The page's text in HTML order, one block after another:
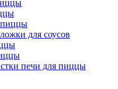
для соусов
печи для пиццы